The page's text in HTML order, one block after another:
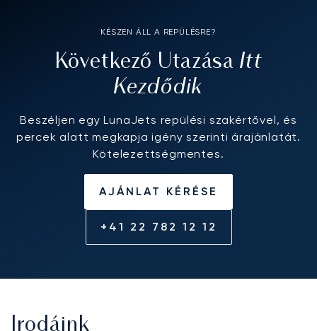
KÉSZEN ÁLL A REPÜLÉSRE?
Következő Utazása Itt
Kezdődik
Beszéljen egy LunaJets repülési szakértővel, és
percek alatt megkapja igény szerinti árajánlatát.
Kötelezettségmentes.
AJÁNLAT KÉRÉSE
+41 22 782 12 12
Irodáink